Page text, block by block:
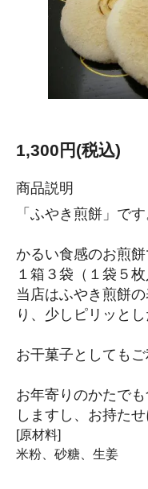
1,300円(税込)
商品説明
「ふやき煎餅」です
かるい食感のお煎餅
１箱３袋（１袋５
当店はふやき煎餅
り、少しピリッと
お干菓子としてもご
お年寄りのかたで
しますし、お持た
[原材料]
米粉、砂糖、生姜